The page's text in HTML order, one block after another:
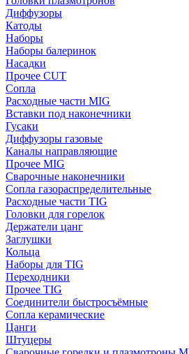
Диффузоры
Катоды
Наборы
Наборы балеринок
Насадки
Прочее CUT
Сопла
Расходные части MIG
Вставки под наконечники
Гусаки
Диффузоры газовые
Каналы направляющие
Прочее MIG
Сварочные наконечники
Сопла газораспределительные
Расходные части TIG
Головки для горелок
Держатели цанг
Заглушки
Кольца
Наборы для TIG
Переходники
Прочее TIG
Соединители быстросъёмные
Сопла керамические
Цанги
Штуцеры